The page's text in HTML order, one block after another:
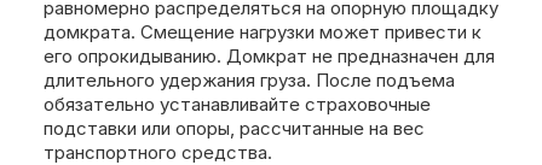
равномерно распределяться на опорную площадку
домкрата. Смещение нагрузки может привести к
его опрокидыванию. Домкрат не предназначен для
длительного удержания груза. После подъема
обязательно устанавливайте страховочные
подставки или опоры, рассчитанные на вес
транспортного средства.